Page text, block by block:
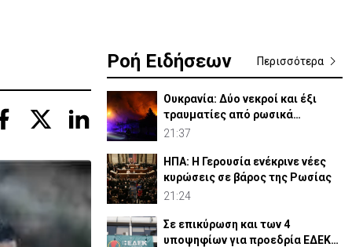
Ροή Ειδήσεων Περισσότερα
Ουκρανία: Δύο νεκροί και έξι
τραυματίες από ρωσικά
πλήγματα
21:37
ΗΠΑ: Η Γερουσία ενέκρινε νέες
κυρώσεις σε βάρος της Ρωσίας
21:24
Σε επικύρωση και των 4
υποψηφίων για προεδρία ΕΔΕΚ